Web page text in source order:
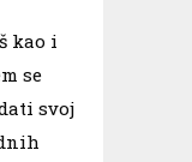
kao i
se
svoj